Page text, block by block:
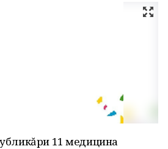
11 медицина